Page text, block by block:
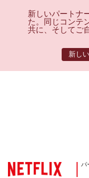
新しいパートナ
た。同じコンテ
共に、そしてご
新し
パ